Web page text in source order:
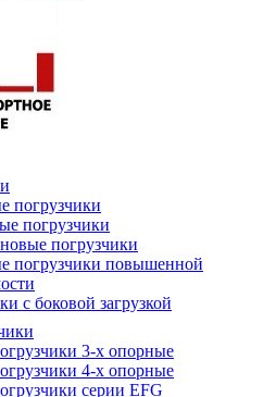
погрузчики
погрузчики
погрузчики
погрузчики повышенной
с боковой загрузкой
3-х опорные
4-х опорные
серии EFG